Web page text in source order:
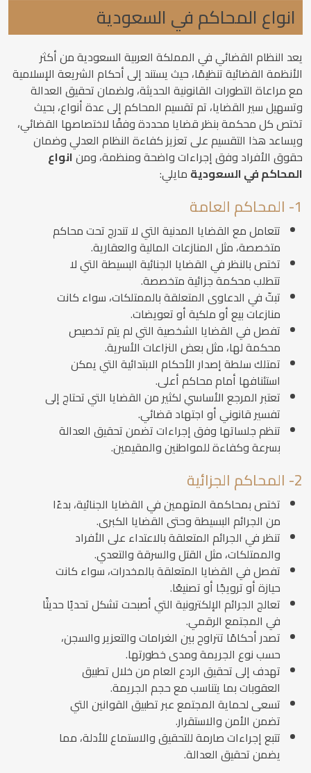
انواع المحاكم في السعودية
يعد النظام القضائي في المملكة العربية السعودية من أكثر
الأنظمة القضائية تنظيمًا، حيث يستند إلى أحكام الشريعة الإسلامية
مع مراعاة التطورات القانونية الحديثة، ولضمان تحقيق العدالة
وتسهيل سير القضايا، تم تقسيم المحاكم إلى عدة أنواع، بحيث
تختص كل محكمة بنظر قضايا محددة وفقًا لاختصاصها القضائي،
ويساعد هذا التقسيم على تعزيز كفاءة النظام العدلي وضمان
حقوق الأفراد وفق إجراءات واضحة ومنظمة، ومنانواع
المحاكم في السعودية مايلي:
1- المحاكم العامة
تتعامل مع القضايا المدنية التي لا تندرج تحت محاكم
متخصصة، مثل المنازعات المالية والعقارية.
تختص بالنظر في القضايا الجنائية البسيطة التي لا
تتطلب محكمة جزائية متخصصة.
تبتّ في الدعاوى المتعلقة بالممتلكات، سواء كانت
منازعات بيع أو ملكية أو تعويضات.
تفصل في القضايا الشخصية التي لم يتم تخصيص
محكمة لها، مثل بعض النزاعات الأسرية.
تمتلك سلطة إصدار الأحكام الابتدائية التي يمكن
استئنافها أمام محاكم أعلى.
تعتبر المرجع الأساسي لكثير من القضايا التي تحتاج إلى
تفسير قانوني أو اجتهاد قضائي.
تنظم جلساتها وفق إجراءات تضمن تحقيق العدالة
بسرعة وكفاءة للمواطنين والمقيمين.
2- المحاكم الجزائية
تختص بمحاكمة المتهمين في القضايا الجنائية، بدءًا
من الجرائم البسيطة وحتى القضايا الكبرى.
تنظر في الجرائم المتعلقة بالاعتداء على الأفراد
والممتلكات، مثل القتل والسرقة والتعدي.
تفصل في القضايا المتعلقة بالمخدرات، سواء كانت
حيازة أو ترويجًا أو تصنيعًا.
تعالج الجرائم الإلكترونية التي أصبحت تشكل تحديًا حديثًا
في المجتمع الرقمي.
تصدر أحكامًا تتراوح بين الغرامات والتعزير والسجن،
حسب نوع الجريمة ومدى خطورتها.
تهدف إلى تحقيق الردع العام من خلال تطبيق
العقوبات بما يتناسب مع حجم الجريمة.
تسعى لحماية المجتمع عبر تطبيق القوانين التي
تضمن الأمن والاستقرار.
تتبع إجراءات صارمة للتحقيق والاستماع للأدلة، مما
يضمن تحقيق العدالة.